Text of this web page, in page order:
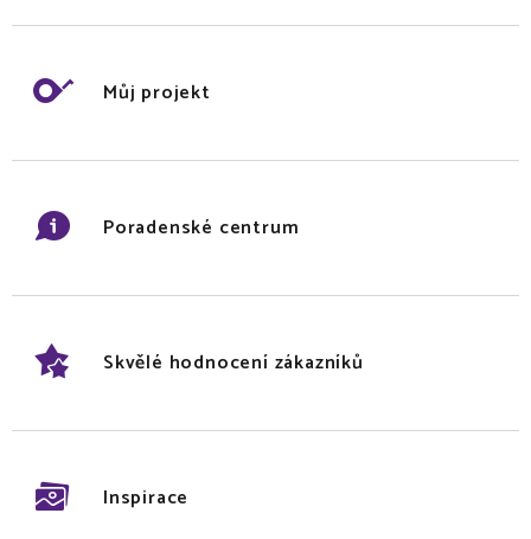
Můj projekt
Poradenské centrum
Skvělé hodnocení zákazníků
Inspirace